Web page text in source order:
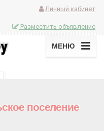
Личный кабинет
Разместить объявление
МЕНЮ
поселение